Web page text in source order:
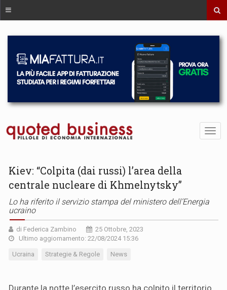
Kiev: “Colpita (dai russi) l’area della
centrale nucleare di Khmelnytsky”
Lo ha riferito il servizio stampa del ministero dell’Energia
ucraino
di Federica Zambino
25 Ottobre, 2023
Ultimo aggiornamento: 22/08/2024 15:36
Ucraina Strategie & Regole News
Durante la notte l’esercito russo ha colpito il territorio